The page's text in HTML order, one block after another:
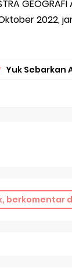
GEOGRAFI
2022,
Yuk Sebarkan
berkomentar